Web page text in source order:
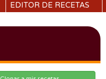
EDITOR DE RECETAS